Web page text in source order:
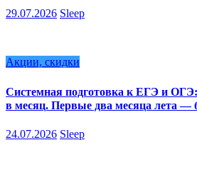
29.07.2026 Sleep
Акции, скидки
Системная подготовка к ЕГЭ и ОГЭ:
в месяц. Первые два месяца лета —
24.07.2026 Sleep